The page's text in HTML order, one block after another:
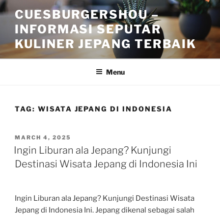
Skip
to
content
CUESBURGERSHOU –
INFORMASI SEPUTAR
KULINER JEPANG TERBAIK
Menu
TAG: WISATA JEPANG DI INDONESIA
POSTED
ON
MARCH 4, 2025
Ingin Liburan ala Jepang? Kunjungi
Destinasi Wisata Jepang di Indonesia Ini
Ingin Liburan ala Jepang? Kunjungi Destinasi Wisata
Jepang di Indonesia Ini. Jepang dikenal sebagai salah